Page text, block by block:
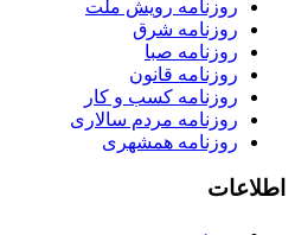
روزنامه رویش ملت
روزنامه شرق
روزنامه صبا
روزنامه قانون
روزنامه كسب و كار
روزنامه مردم سالاری
روزنامه همشهری
اطلاعات